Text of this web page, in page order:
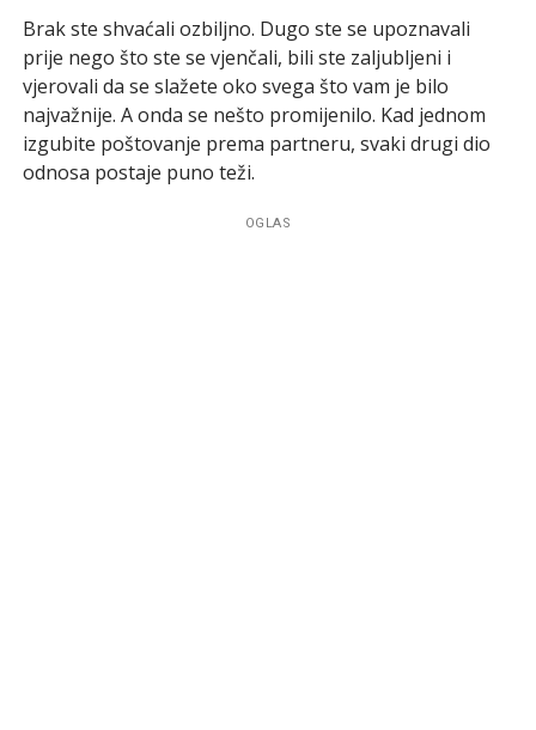
Brak ste shvaćali ozbiljno. Dugo ste se upoznavali
prije nego što ste se vjenčali, bili ste zaljubljeni i
vjerovali da se slažete oko svega što vam je bilo
najvažnije. A onda se nešto promijenilo. Kad jednom
izgubite poštovanje prema partneru, svaki drugi dio
odnosa postaje puno teži.
OGLAS